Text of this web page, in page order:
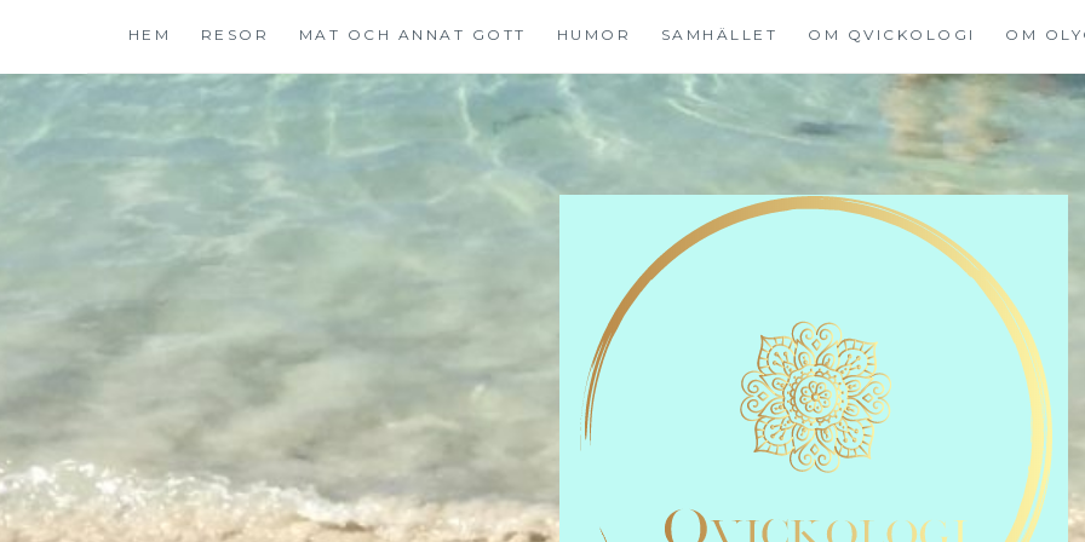
innehåll
HEM RESOR MAT OCH ANNAT GOTT HUMOR SAMHÄLLET OM QVICKOLOGI OM